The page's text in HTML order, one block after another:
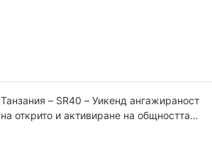
Танзания – SR40 – Уикенд ангажираност
на открито и активиране на общността